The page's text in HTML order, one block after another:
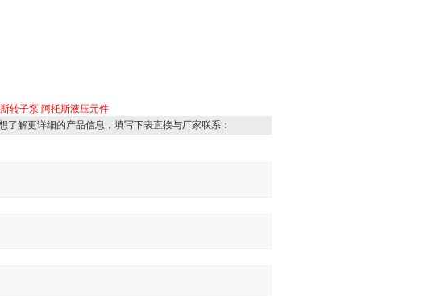
转子泵 阿托斯液压元件
了解更详细的产品信息，填写下表直接与厂家联系：